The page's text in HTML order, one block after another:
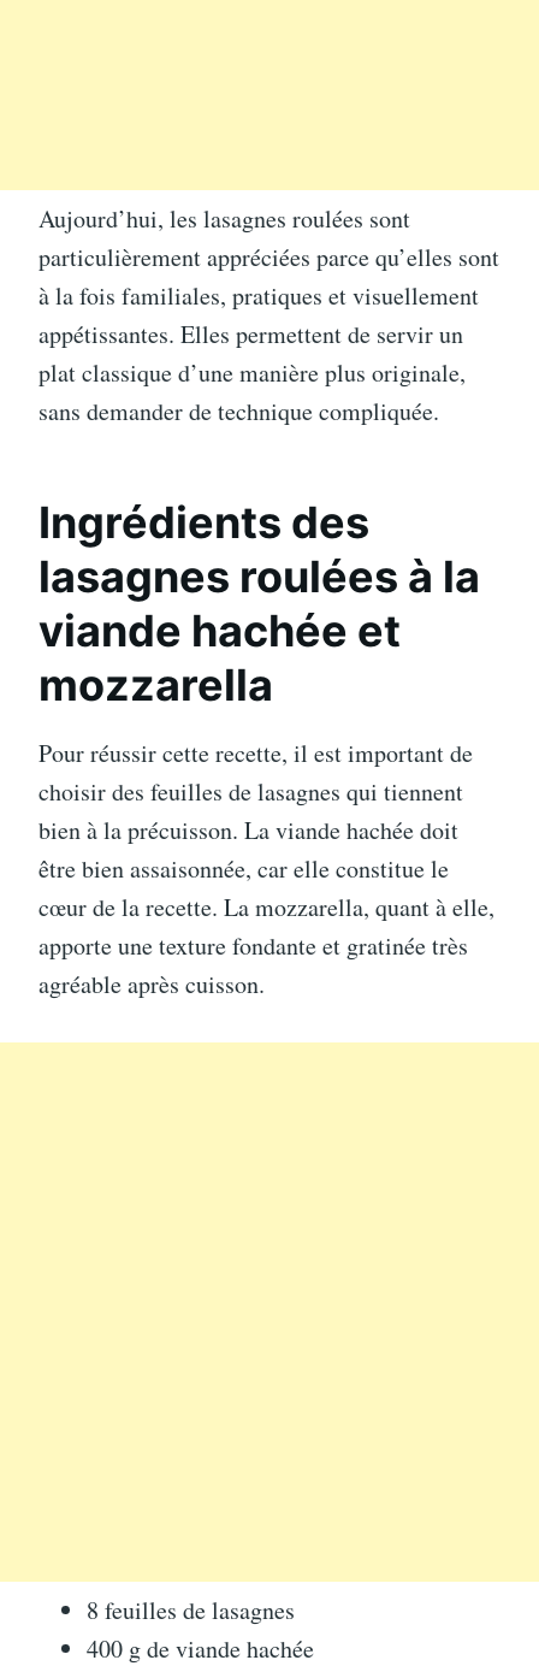
Aujourd’hui, les lasagnes roulées sont
particulièrement appréciées parce qu’elles sont
à la fois familiales, pratiques et visuellement
appétissantes. Elles permettent de servir un
plat classique d’une manière plus originale,
sans demander de technique compliquée.
Ingrédients des
lasagnes roulées à la
viande hachée et
mozzarella
Pour réussir cette recette, il est important de
choisir des feuilles de lasagnes qui tiennent
bien à la précuisson. La viande hachée doit
être bien assaisonnée, car elle constitue le
cœur de la recette. La mozzarella, quant à elle,
apporte une texture fondante et gratinée très
agréable après cuisson.
8 feuilles de lasagnes
400 g de viande hachée